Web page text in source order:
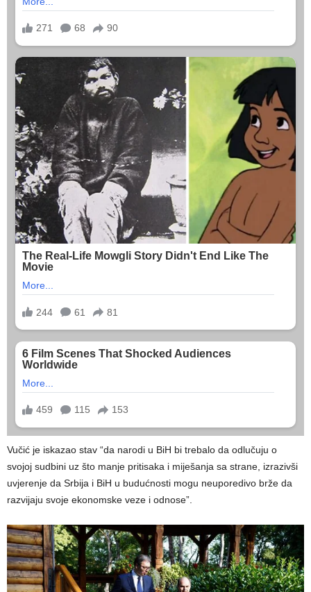
Vučić je iskazao stav “da narodi u BiH bi trebalo da odlučuju o
svojoj sudbini uz što manje pritisaka i miješanja sa strane, izrazivši
uvjerenje da Srbija i BiH u budućnosti mogu neuporedivo brže da
razvijaju svoje ekonomske veze i odnose”.